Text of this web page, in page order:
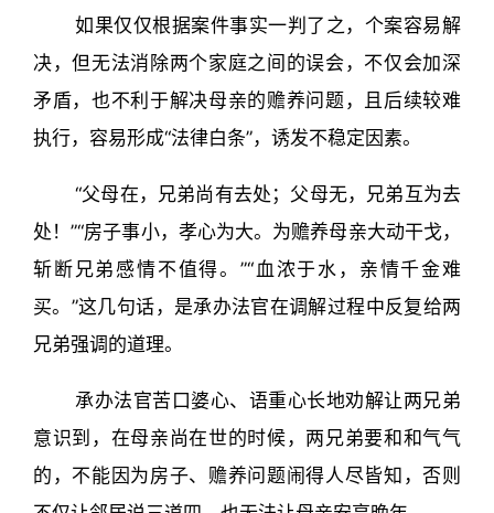
如果仅仅根据案件事实一判了之，个案容易解
决，但无法消除两个家庭之间的误会，不仅会加深
矛盾，也不利于解决母亲的赡养问题，且后续较难
执行，容易形成“法律白条”，诱发不稳定因素。
“父母在，兄弟尚有去处；父母无，兄弟互为去
处！”“房子事小，孝心为大。为赡养母亲大动干戈，
斩断兄弟感情不值得。”“血浓于水，亲情千金难
买。”这几句话，是承办法官在调解过程中反复给两
兄弟强调的道理。
承办法官苦口婆心、语重心长地劝解让两兄弟
意识到，在母亲尚在世的时候，两兄弟要和和气气
的，不能因为房子、赡养问题闹得人尽皆知，否则